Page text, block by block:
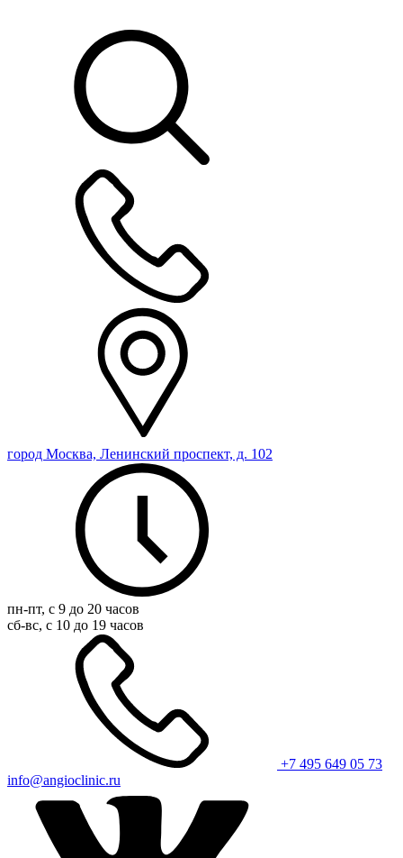
город Москва, Ленинский проспект, д. 102
пн-пт, с 9 до 20 часов
сб-вс, с 10 до 19 часов
+7 495 649 05 73
info@angioclinic.ru